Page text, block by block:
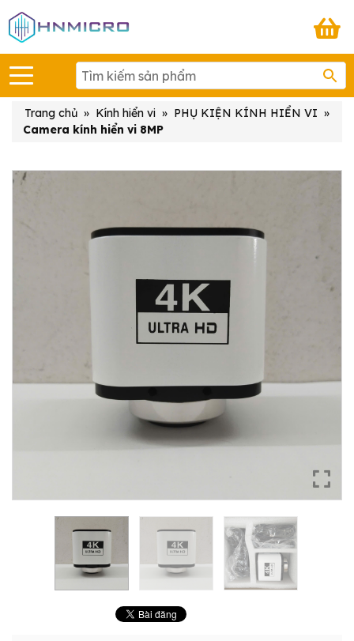
Trang chủ » Kính hiển vi » PHỤ KIỆN KÍNH HIỂN VI »
Camera kính hiển vi 8MP